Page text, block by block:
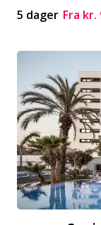
5 dager Fra kr.